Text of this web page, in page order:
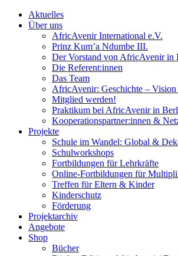
Aktuelles
Über uns
AfricAvenir International e.V.
Prinz Kum’a Ndumbe III.
Der Vorstand von AfricAvenir in
Die Referent:innen
Das Team
AfricAvenir: Geschichte –
Mitglied werden!
Praktikum bei AfricAvenir in
Kooperationspartner:innen &
Projekte
Schule im Wandel: Global &
Schulworkshops
Fortbildungen für Lehrkräfte
Online-Fortbildungen für
Treffen für Eltern & Kinder
Kinderschutz
Förderung
Projektarchiv
Angebote
Shop
Bücher